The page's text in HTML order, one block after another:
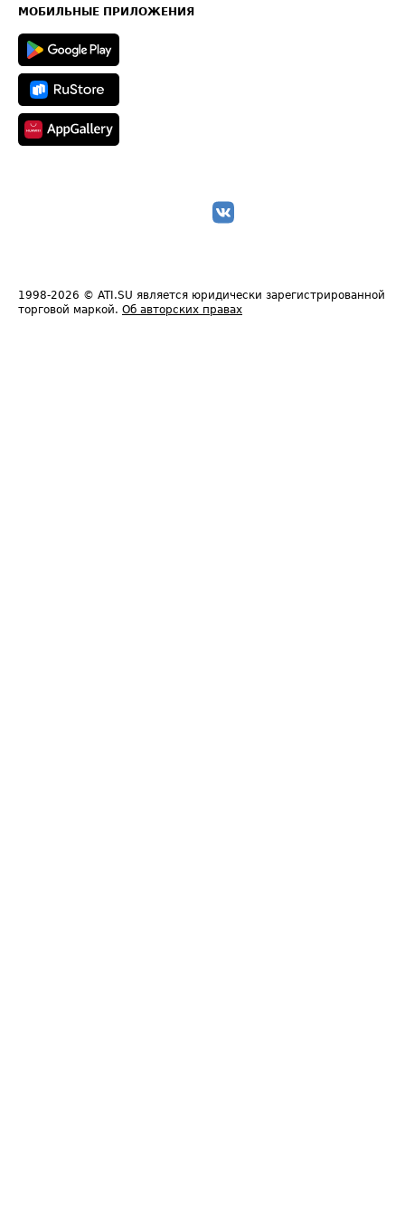
Техническая информация
МОБИЛЬНЫЕ ПРИЛОЖЕНИЯ
1998-2026 © ATI.SU является юридически зарегистрированной
торговой маркой. Об авторских правах